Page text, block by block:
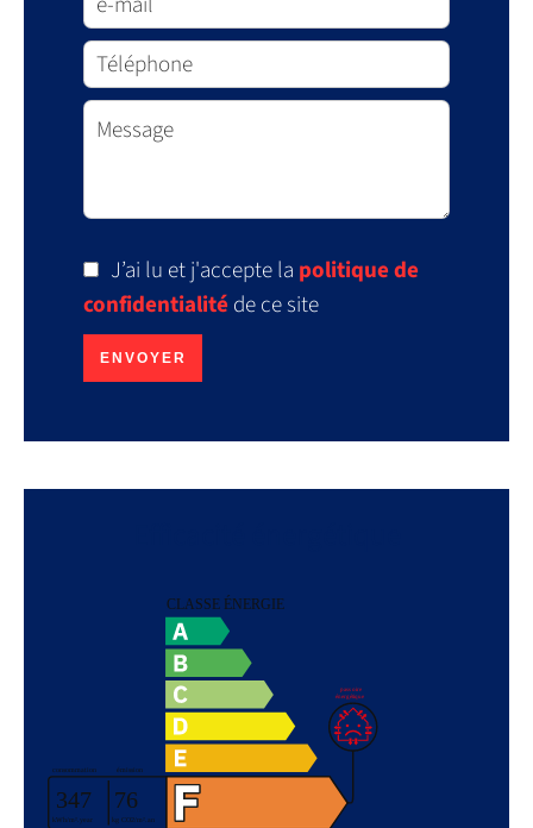
J’ai lu et j'accepte la politique de
confidentialitéde ce site
ENVOYER